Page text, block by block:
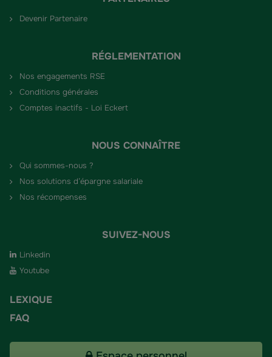
Devenir Partenaire
RÉGLEMENTATION
Nos engagements RSE
Conditions générales
Comptes inactifs - Loi Eckert
NOUS CONNAÎTRE
Qui sommes-nous ?
Nos solutions d’épargne salariale
Nos récompenses
SUIVEZ-NOUS
Linkedin
Youtube
LEXIQUE
FAQ